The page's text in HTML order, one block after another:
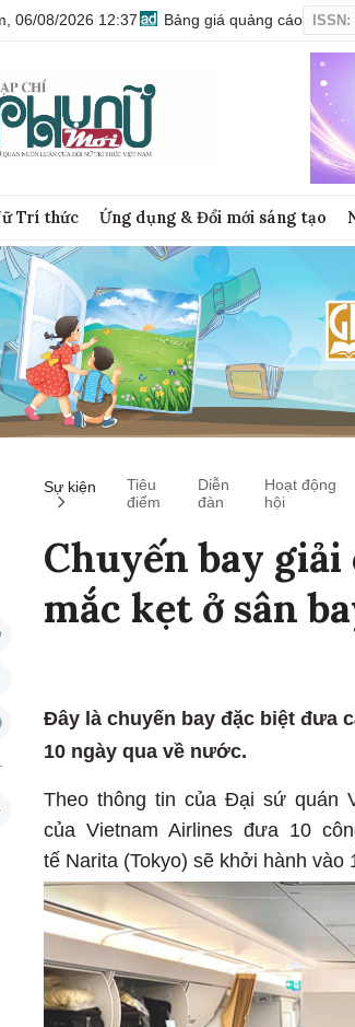
06/08/2026 12:37 Bảng giá quảng cáo
Trí thức Ứng dụng & Đổi mới sáng tạo
Sự kiện
Tiêu
điểm
Diễn
đàn
Hoạt động
hội
Chuyến bay
mắc kẹt ở sân
Đây là chuyến bay đặc biệt đưa
10 ngày qua về nước.
Theo thông tin của Đại sứ quán
của Vietnam Airlines đưa 10
tế Narita (Tokyo) sẽ khởi hành vào